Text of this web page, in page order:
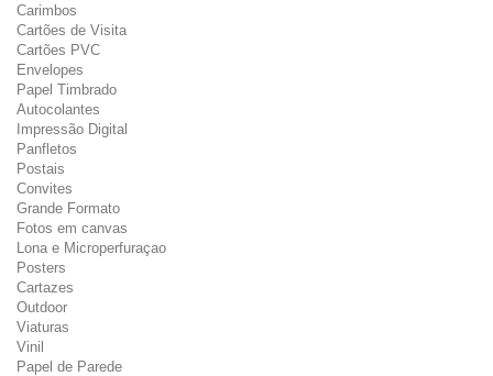
Carimbos
Cartões de Visita
Cartões PVC
Envelopes
Papel Timbrado
Autocolantes
Impressão Digital
Panfletos
Postais
Convites
Grande Formato
Fotos em canvas
Lona e Microperfuraçao
Posters
Cartazes
Outdoor
Viaturas
Vinil
Papel de Parede